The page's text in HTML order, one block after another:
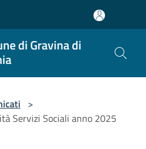
di Gravina di
>
Servizi Sociali anno 2025